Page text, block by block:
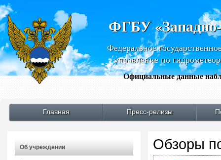
ФГБУ
Федеральное
управление по
Официальные данные
Главная Пресс-релизы
Об учреждении Обзоры